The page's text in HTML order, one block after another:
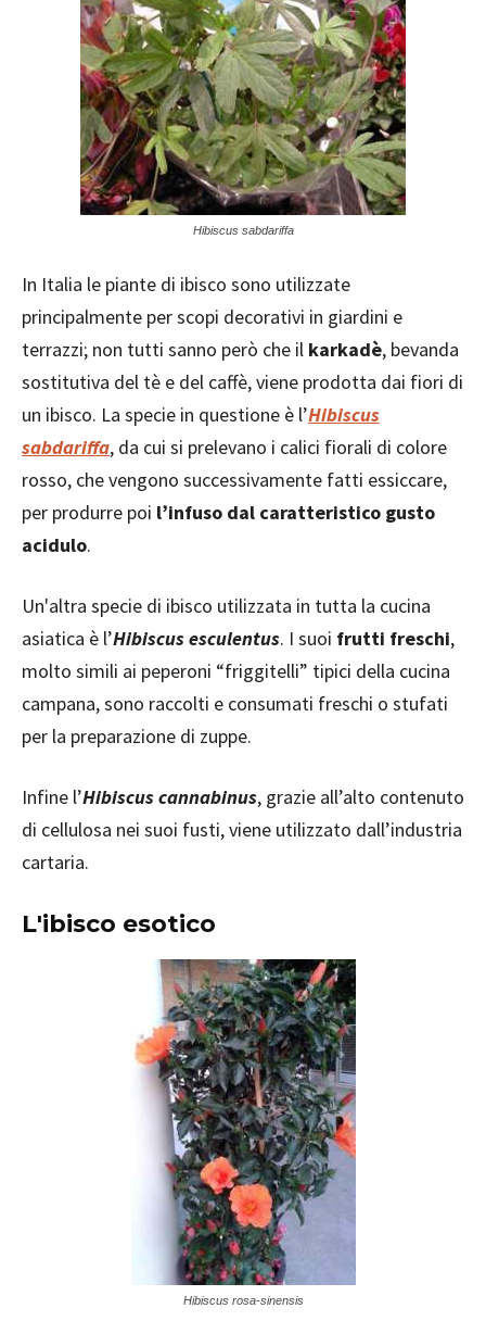
Hibiscus sabdariffa
In Italia le piante di ibisco sono utilizzate
principalmente per scopi decorativi in giardini e
terrazzi; non tutti sanno però che il karkadè, bevanda
sostitutiva del tè e del caffè, viene prodotta dai fiori di
un ibisco. La specie in questione è l’Hibiscus
sabdariffa, da cui si prelevano i calici fiorali di colore
rosso, che vengono successivamente fatti essiccare,
per produrre poi l’infuso dal caratteristico gusto
acidulo.
Un'altra specie di ibisco utilizzata in tutta la cucina
asiatica è l’Hibiscus esculentus. I suoi frutti freschi,
molto simili ai peperoni “friggitelli” tipici della cucina
campana, sono raccolti e consumati freschi o stufati
per la preparazione di zuppe.
Infine l’Hibiscus cannabinus, grazie all’alto contenuto
di cellulosa nei suoi fusti, viene utilizzato dall’industria
cartaria.
L'ibisco esotico
Hibiscus rosa-sinensis